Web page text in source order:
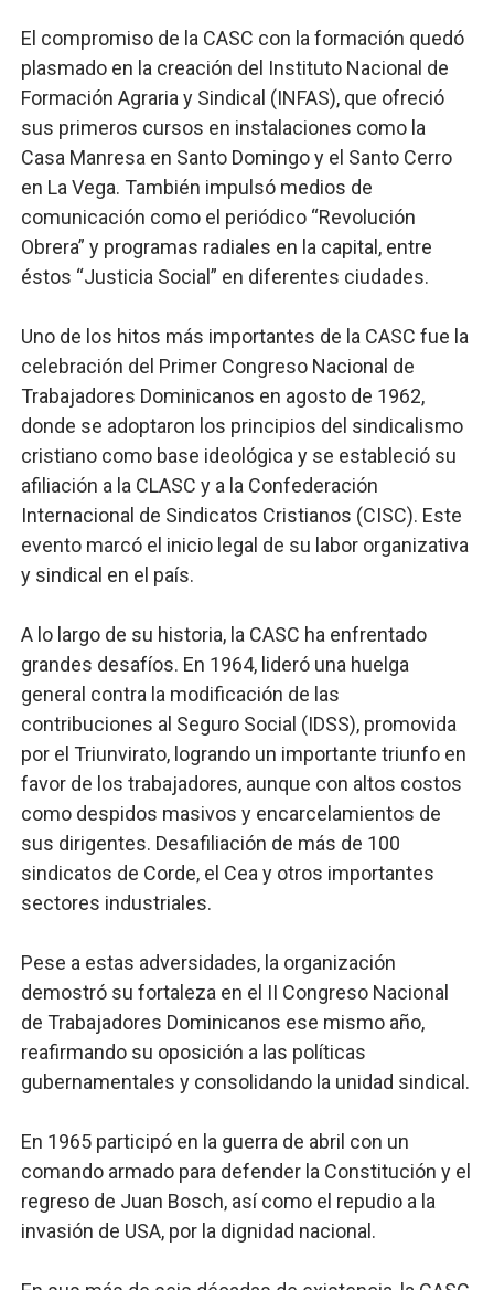
El compromiso de la CASC con la formación quedó
plasmado en la creación del Instituto Nacional de
Formación Agraria y Sindical (INFAS), que ofreció
sus primeros cursos en instalaciones como la
Casa Manresa en Santo Domingo y el Santo Cerro
en La Vega. También impulsó medios de
comunicación como el periódico “Revolución
Obrera” y programas radiales en la capital, entre
éstos “Justicia Social” en diferentes ciudades.
Uno de los hitos más importantes de la CASC fue la
celebración del Primer Congreso Nacional de
Trabajadores Dominicanos en agosto de 1962,
donde se adoptaron los principios del sindicalismo
cristiano como base ideológica y se estableció su
afiliación a la CLASC y a la Confederación
Internacional de Sindicatos Cristianos (CISC). Este
evento marcó el inicio legal de su labor organizativa
y sindical en el país.
A lo largo de su historia, la CASC ha enfrentado
grandes desafíos. En 1964, lideró una huelga
general contra la modificación de las
contribuciones al Seguro Social (IDSS), promovida
por el Triunvirato, logrando un importante triunfo en
favor de los trabajadores, aunque con altos costos
como despidos masivos y encarcelamientos de
sus dirigentes. Desafiliación de más de 100
sindicatos de Corde, el Cea y otros importantes
sectores industriales.
Pese a estas adversidades, la organización
demostró su fortaleza en el II Congreso Nacional
de Trabajadores Dominicanos ese mismo año,
reafirmando su oposición a las políticas
gubernamentales y consolidando la unidad sindical.
En 1965 participó en la guerra de abril con un
comando armado para defender la Constitución y el
regreso de Juan Bosch, así como el repudio a la
invasión de USA, por la dignidad nacional.